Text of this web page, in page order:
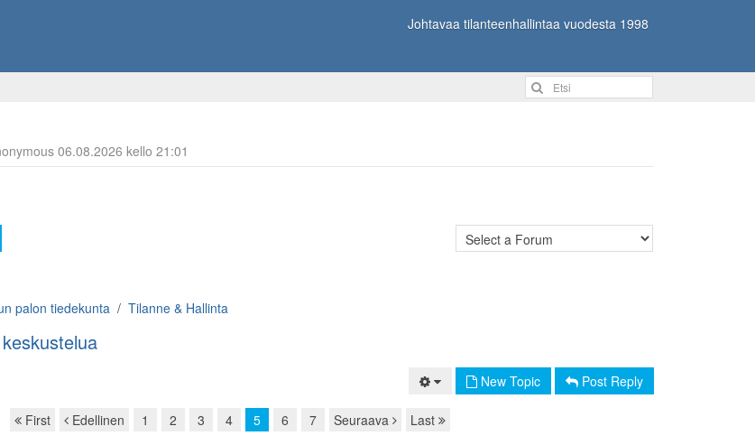
Johtavaa tilanteenhallintaa vuodesta 1998
06.08.2026 kello 21:01
palon tiedekunta Tilanne & Hallinta
New Topic Post Reply
First Edellinen 1 2 3 4 5 6 7 Seuraava Last